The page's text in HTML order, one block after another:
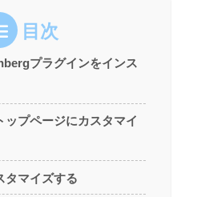
目次
プラグインをインス
ップページにカスタマイ
タマイズする